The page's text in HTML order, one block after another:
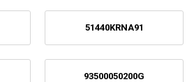
51440KRNA91
93500050200G